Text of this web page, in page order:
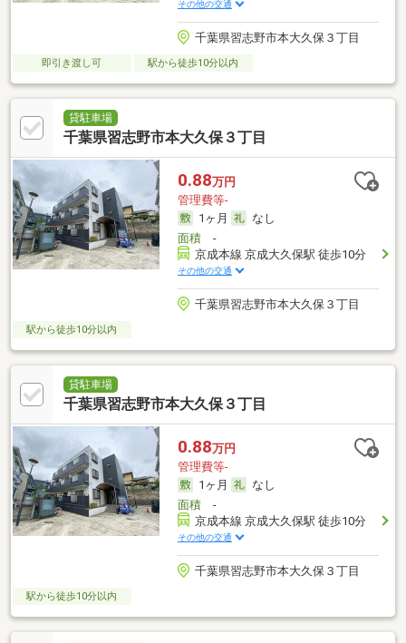
その他の交通
千葉県習志野市本大久保３丁目
即引き渡し可 駅から徒歩10分以内
貸駐車場
千葉県習志野市本大久保３丁目
0.88万円
管理費等-
1ヶ月
なし
面積-
京成本線 京成大久保駅 徒歩10分
その他の交通
千葉県習志野市本大久保３丁目
駅から徒歩10分以内
貸駐車場
千葉県習志野市本大久保３丁目
0.88万円
管理費等-
1ヶ月
なし
面積-
京成本線 京成大久保駅 徒歩10分
その他の交通
千葉県習志野市本大久保３丁目
駅から徒歩10分以内